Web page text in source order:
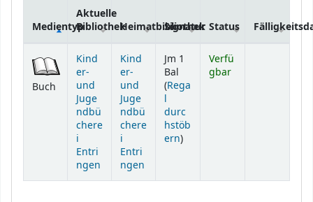
Medientyp
Aktuelle
BibliothekHeimatbibliothek
Signatur Status
Buch
Kind
er-
und
Juge
ndbü
chere
i
Entri
ngen
Kind
er-
und
Juge
ndbü
chere
i
Entri
ngen
Jm 1
Bal
(Rega
l
durc
hstöb
ern(Öffnet sich unterhalb)
)
Verfü
gbar